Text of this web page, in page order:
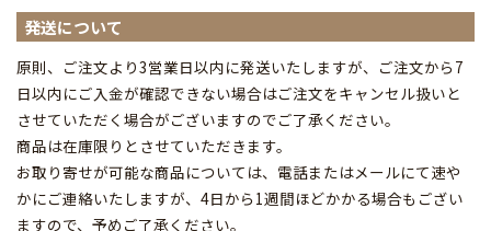
発送について
原則、ご注文より3営業日以内に発送いたしますが、ご注文から7
日以内にご入金が確認できない場合はご注文をキャンセル扱いと
させていただく場合がございますのでご了承ください。
商品は在庫限りとさせていただきます。
お取り寄せが可能な商品については、電話またはメールにて速や
かにご連絡いたしますが、4日から1週間ほどかかる場合もござい
ますので、予めご了承ください。